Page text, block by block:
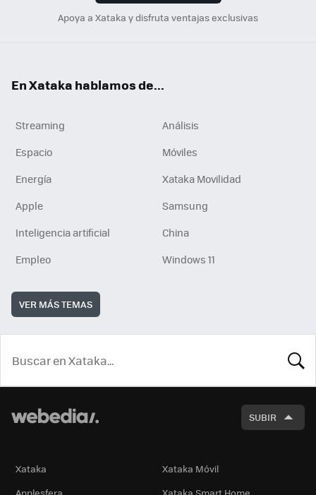
Apoya a Xataka y disfruta ventajas exclusivas
En Xataka hablamos de...
Streaming
Análisis
Espacio
Móviles
Energía
Xataka Movilidad
Apple
Samsung
Inteligencia artificial
China
Empleo
Windows 11
VER MÁS TEMAS
SUBIR
Xataka
Xataka Móvil